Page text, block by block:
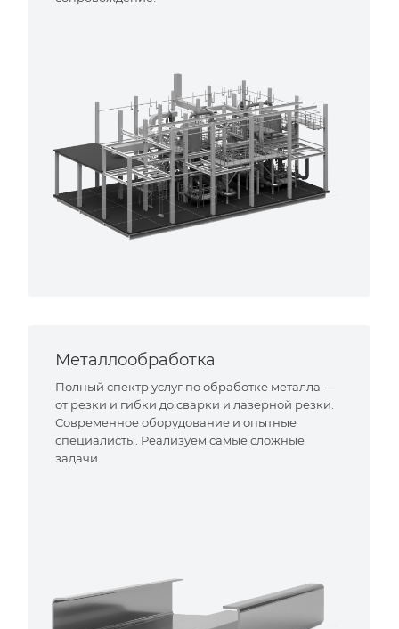
Металлообработка
Полный спектр услуг по обработке металла —
от резки и гибки до сварки и лазерной резки.
Современное оборудование и опытные
специалисты. Реализуем самые сложные
задачи.